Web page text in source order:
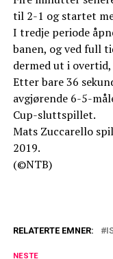
til 2-1 og startet
I tredje periode
banen, og ved full
dermed ut i
Etter bare 36
avgjørende 6-5-
Cup-sluttspillet.
Mats Zuccarello
2019.
(©NTB)
RELATERTE EMNER:
NESTE